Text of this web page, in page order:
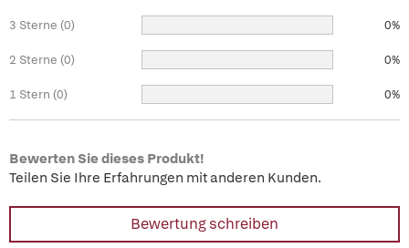
3 Sterne (0) 0%
2 Sterne (0) 0%
1 Stern (0) 0%
Bewerten Sie dieses Produkt!
Teilen Sie Ihre Erfahrungen mit anderen Kunden.
Bewertung schreiben